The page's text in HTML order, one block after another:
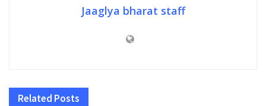
Jaaglya bharat staff
Related Posts